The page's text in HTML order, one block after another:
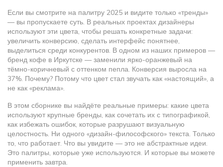
Если вы смотрите на палитру 2025 и видите только «тренды»
— вы пропускаете суть. В реальных проектах дизайнеры
используют эти цвета, чтобы решать конкретные задачи:
увеличить конверсию, сделать интерфейс понятнее,
выделиться среди конкурентов. В одном из наших примеров —
бренд кофе в Иркутске — заменили ярко-оранжевый на
тёмно-коричневый с оттенком пепла. Конверсия выросла на
37%. Почему? Потому что цвет стал звучать как «настоящий», а
не как «реклама».
В этом сборнике вы найдёте реальные примеры: какие цвета
используют крупные бренды, как сочетать их с типографикой,
как избежать ошибок, которые разрушают визуальную
целостность. Ни одного «дизайн-философского» текста. Только
то, что работает. Что вы увидите — это не абстрактные идеи.
Это палитры, которые уже используются. И которые вы можете
применить завтра.